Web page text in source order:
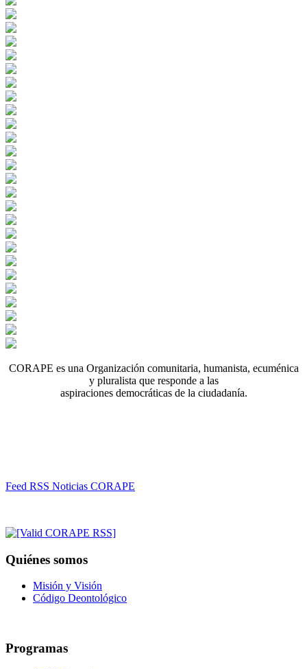
CORAPE es una Organización comunitaria, humanista, ecuménica
y pluralista que responde a las
aspiraciones democráticas de la ciudadanía.
Feed RSS Noticias CORAPE
Quiénes somos
Misión y Visión
Código Deontológico
Programas